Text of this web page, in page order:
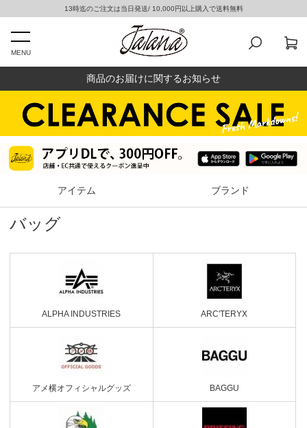
13時迄のご注文は当日発送/ 10,000円以上購入で送料無料
MENU
商品のお届けに関するお知らせ
アイテム ブランド
バッグ
ALPHA INDUSTRIES ARC'TERYX
アメ横オフィシャルグッズ BAGGU